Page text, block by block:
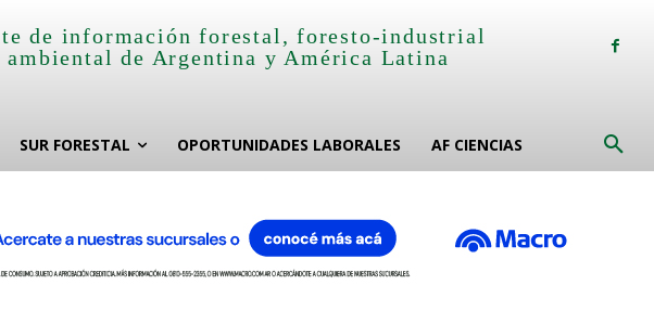
de información forestal, foresto-industrial
ambiental de Argentina y América Latina
SUR FORESTAL OPORTUNIDADES LABORALES AF CIENCIAS